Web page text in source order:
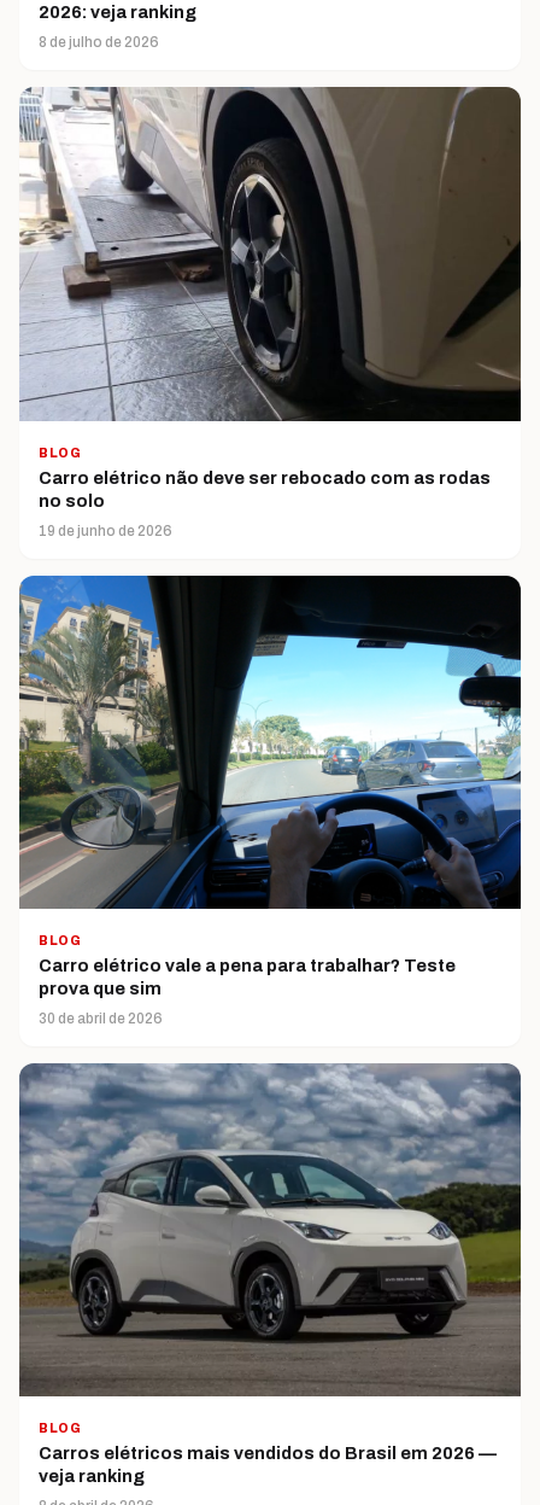
2026: veja ranking
8 de julho de 2026
BLOG
Carro elétrico não deve ser rebocado com as rodas
no solo
19 de junho de 2026
BLOG
Carro elétrico vale a pena para trabalhar? Teste
prova que sim
30 de abril de 2026
BLOG
Carros elétricos mais vendidos do Brasil em 2026 —
veja ranking